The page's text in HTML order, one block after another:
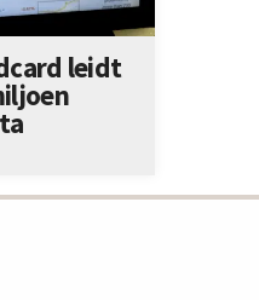
leidt